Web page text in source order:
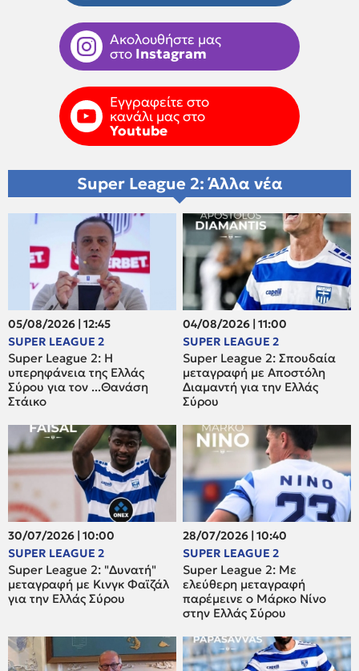
Ακολουθήστε μας
στο Instagram
Εγγραφείτε στο
κανάλι μας στο
Youtube
Super League 2: Άλλα νέα
05/08/2026 | 12:45
SUPER LEAGUE 2
Super League 2: H
υπερηφάνεια της Ελλάς
Σύρου για τον ...Θανάση
Στάικο
04/08/2026 | 11:00
SUPER LEAGUE 2
Super League 2: Σπουδαία
μεταγραφή με Αποστόλη
Διαμαντή για την Ελλάς
Σύρου
30/07/2026 | 10:00
SUPER LEAGUE 2
Super League 2: "Δυνατή"
μεταγραφή με Κινγκ Φαϊζάλ
για την Ελλάς Σύρου
28/07/2026 | 10:40
SUPER LEAGUE 2
Super League 2: Mε
ελεύθερη μεταγραφή
παρέμεινε ο Μάρκο Νίνο
στην Ελλάς Σύρου